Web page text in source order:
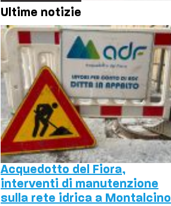
Ultime notizie
Acquedotto del Fiora,
interventi di manutenzione
sulla rete idrica a Montalcino